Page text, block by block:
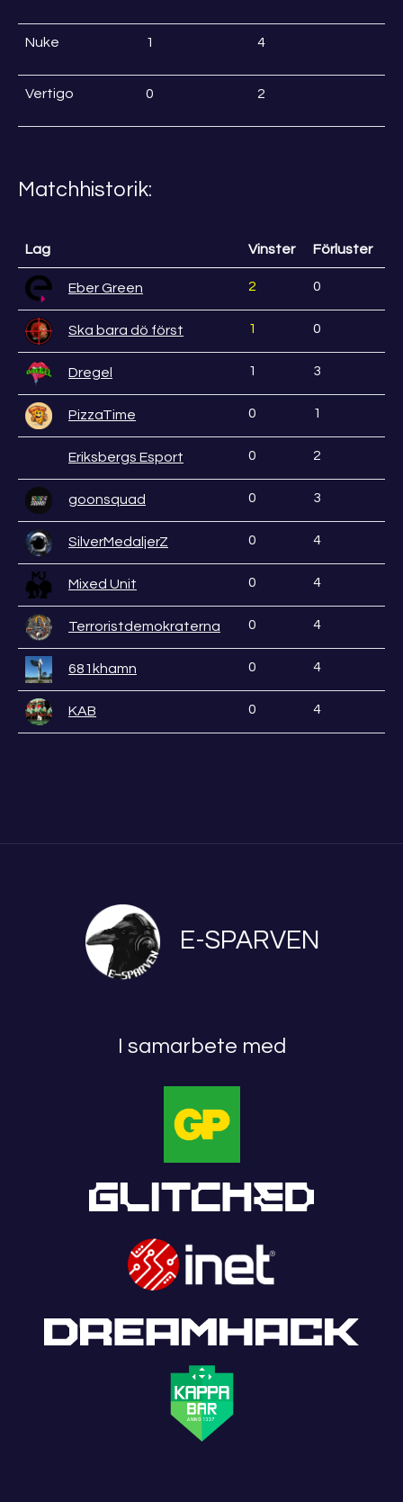
Nuke 1 4
Vertigo 0 2
Matchhistorik:
Lag Vinster Förluster
Eber Green 2 0
Ska bara dö först 1 0
Dregel 1 3
PizzaTime 0 1
Eriksbergs Esport 0 2
goonsquad 0 3
SilverMedaljerZ 0 4
Mixed Unit 0 4
Terroristdemokraterna 0 4
681khamn 0 4
KAB 0 4
E-SPARVEN
I samarbete med